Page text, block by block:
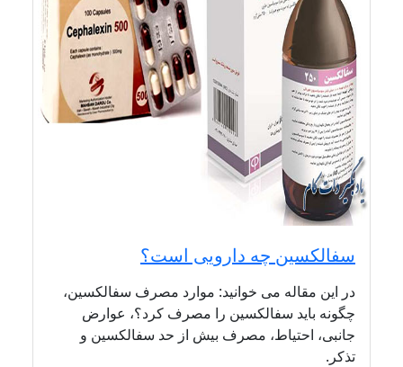
سفالکسین چه دارویی است؟
در این مقاله می خوانید: موارد مصرف سفالکسین،
چگونه باید سفالکسین را مصرف کرد؟، عوارض
جانبی، احتیاط، مصرف بیش از حد سفالکسین و
تذکر.